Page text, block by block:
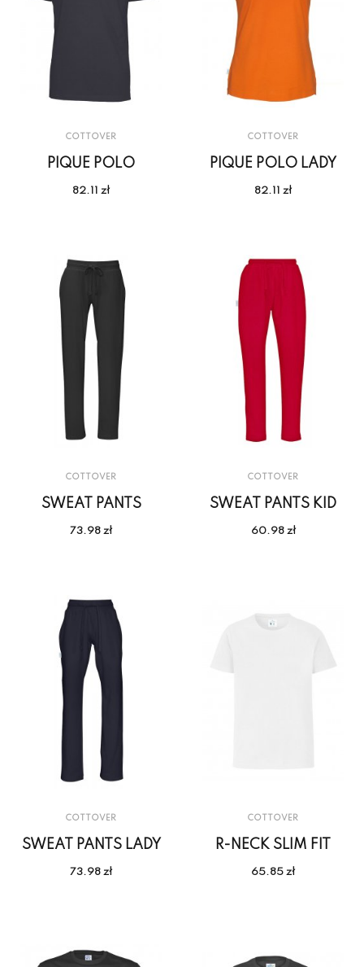
COTTOVER
PIQUE POLO
82.11 zł
COTTOVER
PIQUE POLO LADY
82.11 zł
COTTOVER
SWEAT PANTS
73.98 zł
COTTOVER
SWEAT PANTS KID
60.98 zł
COTTOVER
SWEAT PANTS LADY
73.98 zł
COTTOVER
R-NECK SLIM FIT
65.85 zł